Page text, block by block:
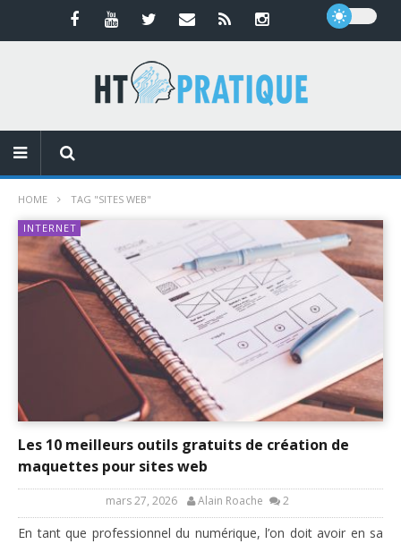
HOME TAG "SITES WEB"
INTERNET
Les 10 meilleurs outils gratuits de création de
maquettes pour sites web
mars 27, 2026 Alain Roache 2
En tant que professionnel du numérique, l’on doit avoir en sa